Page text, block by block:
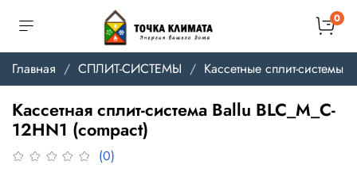
0
Главная СПЛИТ-СИСТЕМЫ Кассетные сплит-системы
Кассетная сплит-система Ballu BLC_M_C-
12HN1 (compact)
(0)